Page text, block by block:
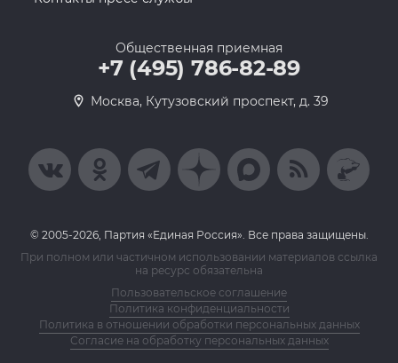
Общественная приемная
+7 (495) 786-82-89
Москва, Кутузовский проспект, д. 39
© 2005-2026, Партия «Единая Россия». Все права защищены.
При полном или частичном использовании материалов ссылка
на ресурс обязательна
Пользовательское соглашение
Политика конфиденциальности
Политика в отношении обработки персональных данных
Согласие на обработку персональных данных